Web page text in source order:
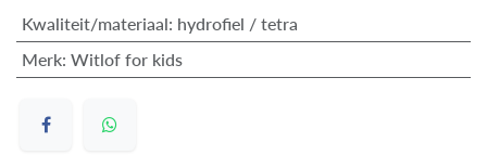
Kwaliteit/materiaal: hydrofiel / tetra
Merk: Witlof for kids